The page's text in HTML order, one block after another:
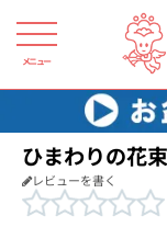
メニュー
花キューピット お祝
ひまわりの花束
レビューを書く